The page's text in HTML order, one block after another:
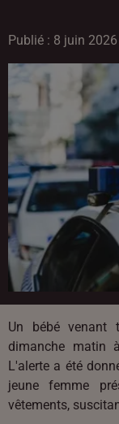
Publié : 8 juin
Un bébé venant
dimanche matin
L'alerte a été
jeune femme
vêtements,